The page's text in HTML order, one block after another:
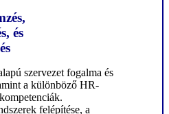
és
szervezet fogalma és
a különböző HR-
felépítése, a